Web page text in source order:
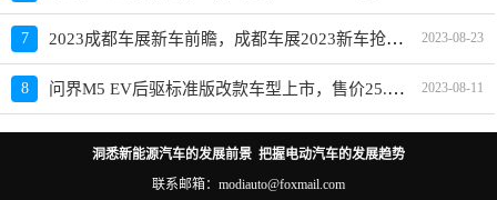
7 2023成都车展新车前瞻，成都车展2023新车抢先看 2023-08-23
8 问界M5 EV后驱标准版改款车型上市，售价25.98万元 2023-08-11
洞悉新能源汽车的发展前景 把握电动汽车的发展趋势
联系邮箱：modiauto@foxmail.com